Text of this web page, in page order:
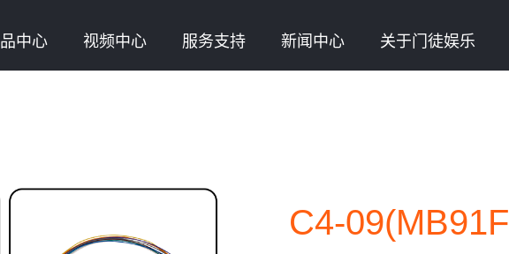
中心 视频中心 服务支持 新闻中心 关于门徒娱乐
C4-